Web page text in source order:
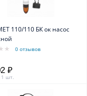
110/110 БК ок насос
0 отзывов
₽
1 шт.